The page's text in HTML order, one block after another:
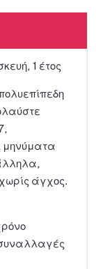
1 έτος
μηνύματα
άγχος.